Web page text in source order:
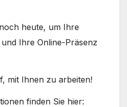
heute, um Ihre
Ihre Online-Präsenz
mit Ihnen zu arbeiten!
finden Sie hier: